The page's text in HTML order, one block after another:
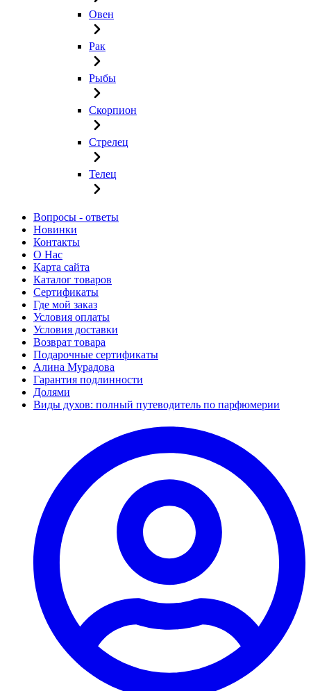
Овен
Рак
Рыбы
Скорпион
Стрелец
Телец
Вопросы - ответы
Новинки
Контакты
О Нас
Карта сайта
Каталог товаров
Сертификаты
Где мой заказ
Условия оплаты
Условия доставки
Возврат товара
Подарочные сертификаты
Алина Мурадова
Гарантия подлинности
Долями
Виды духов: полный путеводитель по парфюмерии